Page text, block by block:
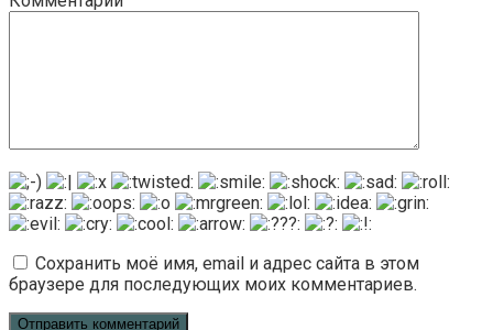
Сохранить моё имя, email и адрес сайта в этом
браузере для последующих моих комментариев.